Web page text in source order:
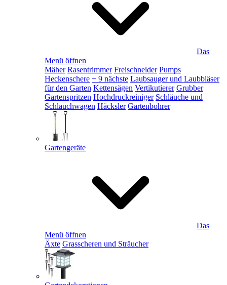
Das
Menü öffnen
Mäher Rasentrimmer Freischneider Pumps
Heckenschere + 9 nächste Laubsauger und Laubbläser
für den Garten Kettensägen Vertikutierer Grubber
Gartenspritzen Hochdruckreiniger Schläuche und
Schlauchwagen Häcksler Gartenbohrer
Gartengeräte
Das
Menü öffnen
Äxte Grasscheren und Sträucher